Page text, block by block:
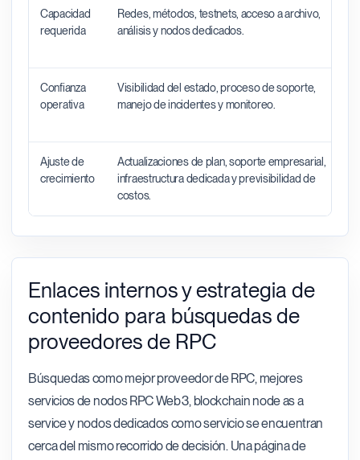
Capacidad
requerida
Redes, métodos, testnets, acceso a archivo,
análisis y nodos dedicados.
Confianza
operativa
Visibilidad del estado, proceso de soporte,
manejo de incidentes y monitoreo.
Ajuste de
crecimiento
Actualizaciones de plan, soporte empresarial,
infraestructura dedicada y previsibilidad de
costos.
Enlaces internos y estrategia de
contenido para búsquedas de
proveedores de RPC
Búsquedas como mejor proveedor de RPC, mejores
servicios de nodos RPC Web3, blockchain node as a
service y nodos dedicados como servicio se encuentran
cerca del mismo recorrido de decisión. Una página de